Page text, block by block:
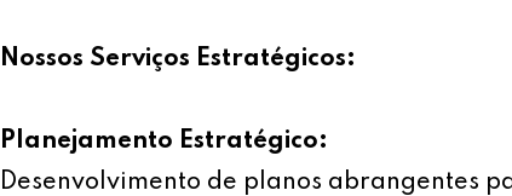
Nossos Serviços Estratégicos:
Planejamento Estratégico:
Desenvolvimento de planos abrangentes